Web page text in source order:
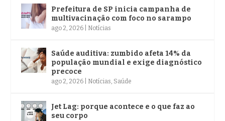
Prefeitura de SP inicia campanha de
multivacinação com foco no sarampo
ago 2, 2026 Notícias
Saúde auditiva: zumbido afeta 14% da
população mundial e exige diagnóstico
precoce
ago 2, 2026 Notícias, Saúde
Jet Lag: porque acontece e o que faz ao
seu corpo